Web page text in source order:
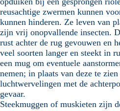
reusachtige zwermen kunnen
kunnen hinderen. Ze leven van
zijn vrij onopvallende insecten.
rust achter de rug gevouwen en
veel soorten langer en steekt in
een mug om eventuele
nemen; in plaats van deze te
luchtwervelingen met de
gevaar.
Steekmuggen of muskieten zijn